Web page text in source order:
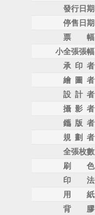
發行日期
停售日期
票 幅
小全張張幅
承 印 者
繪 圖 者
設 計 者
攝 影 者
鑴 版 者
規 劃 者
全張枚數
刷 色
印 法
用 紙
背 膠